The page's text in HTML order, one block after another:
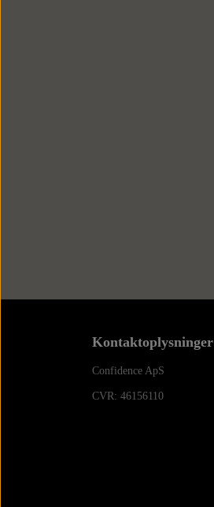
Kontaktoplysninger
Confidence ApS
CVR: 46156110